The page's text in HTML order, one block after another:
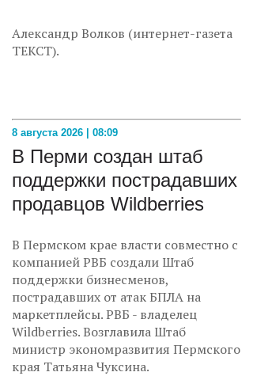
Александр Волков (интернет-газета
ТЕКСТ).
8 августа 2026 | 08:09
В Перми создан штаб
поддержки пострадавших
продавцов Wildberries
В Пермском крае власти совместно с
компанией РВБ создали Штаб
поддержки бизнесменов,
пострадавших от атак БПЛА на
маркетплейсы. РВБ - владелец
Wildberries. Возглавила Штаб
министр экономразвития Пермского
края Татьяна Чуксина.